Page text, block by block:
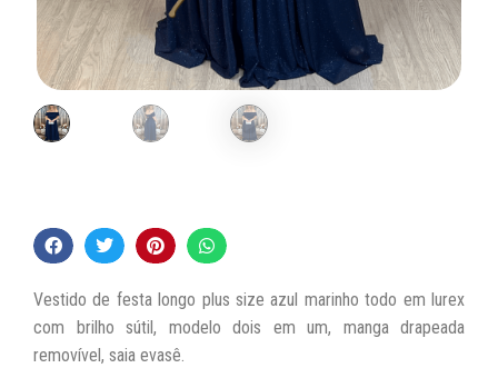
Vestido de festa longo plus size azul marinho todo em lurex
com brilho sútil, modelo dois em um, manga drapeada
removível, saia evasê.